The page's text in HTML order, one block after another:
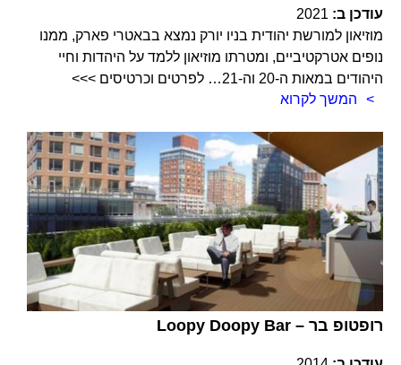
עודכן ב: 2021
מוזיאון למורשת יהודית בניו יורק נמצא בבאטרי פארק, ממנו
נופים אטרקטיביים, ומטרתו מוזיאון ללמד על היהדות וחיי
היהודים במאות ה-20 וה-21… לפרטים וכרטיסים >>>
המשך לקרוא
Loopy Doopy Bar – רופטופ בר